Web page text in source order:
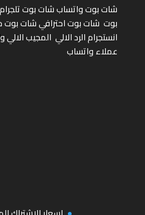
شات بوت واتسابشات بوت تلجرام
بوت شات بوت احترافيشات بوت
انستجرامالرد الالي المجيب الالي
عملاء واتساب